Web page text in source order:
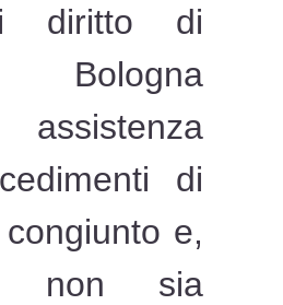
diritto di
Bologna
assistenza
di
e,
non sia